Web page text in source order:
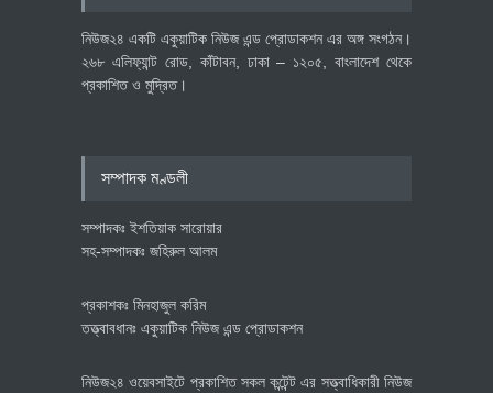
নিউজ২৪ একটি একুয়াটিক নিউজ এন্ড প্রোডাকশন এর অঙ্গ সংগঠন।
২৬৮ এলিফ্যান্ট রোড, কাঁটাবন, ঢাকা – ১২০৫, বাংলাদেশ থেকে
প্রকাশিত ও মুদ্রিত।
সম্পাদক মণ্ডলী
সম্পাদকঃ ইশতিয়াক সারোয়ার
সহ-সম্পাদকঃ জহিরুল আলম
প্রকাশকঃ মিনহাজুল করিম
তত্ত্বাবধানঃ একুয়াটিক নিউজ এন্ড প্রোডাকশন
নিউজ২৪ ওয়েবসাইটে প্রকাশিত সকল কন্টেন্ট এর সত্ত্বাধিকারী নিউজ